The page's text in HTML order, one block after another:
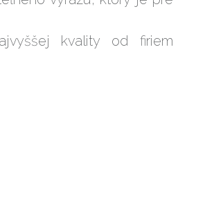
kvality od firiem